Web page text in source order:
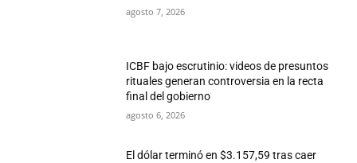
agosto 7, 2026
ICBF bajo escrutinio: videos de presuntos
rituales generan controversia en la recta
final del gobierno
agosto 6, 2026
El dólar terminó en $3.157,59 tras caer